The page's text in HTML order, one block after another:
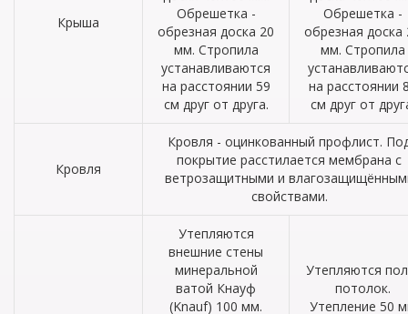
Крыша
Обрешетка -
обрезная доска 20
мм. Стропила
устанавливаются
на расстоянии 59
см друг от друга.
Обрешетка -
обрезная доска
мм. Стропила
на расстоянии
см друг от
Кровля
Кровля - оцинкованный профлист.
покрытие расстилается мембрана с
ветрозащитными и
свойствами.
Утепляются
внешние стены
минеральной
ватой Кнауф
(Knauf) 100 мм.
Утепляются
потолок.
Утепление 50